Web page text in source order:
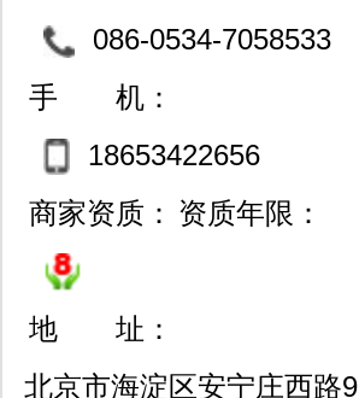
086-0534-7058533
手 机：
18653422656
商家资质： 资质年限：
地 址：
北京市海淀区安宁庄西路9